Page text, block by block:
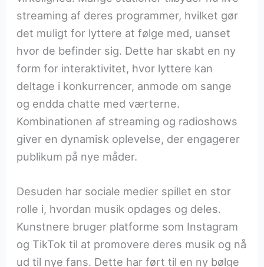
streaming af deres programmer, hvilket gør
det muligt for lyttere at følge med, uanset
hvor de befinder sig. Dette har skabt en ny
form for interaktivitet, hvor lyttere kan
deltage i konkurrencer, anmode om sange
og endda chatte med værterne.
Kombinationen af streaming og radioshows
giver en dynamisk oplevelse, der engagerer
publikum på nye måder.
Desuden har sociale medier spillet en stor
rolle i, hvordan musik opdages og deles.
Kunstnere bruger platforme som Instagram
og TikTok til at promovere deres musik og nå
ud til nye fans. Dette har ført til en ny bølge